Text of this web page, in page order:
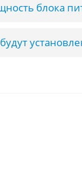
блока